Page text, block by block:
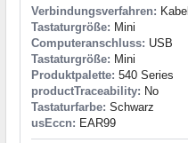
Verbindungsverfahren: Kabel
Tastaturgröße: Mini
Computeranschluss: USB
Tastaturgröße: Mini
Produktpalette: 540 Series
productTraceability: No
Tastaturfarbe: Schwarz
usEccn: EAR99